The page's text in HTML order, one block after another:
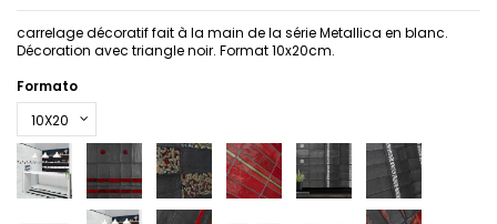
carrelage décoratif fait à la main de la série Metallica en blanc.
Décoration avec triangle noir. Format 10x20cm.
Formato